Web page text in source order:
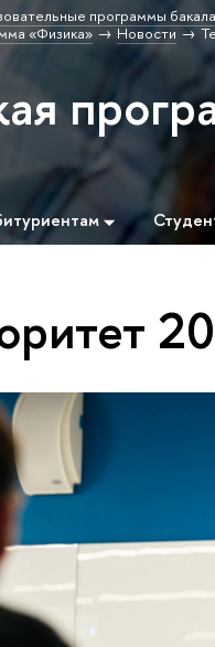
программы
«Физика» Новости